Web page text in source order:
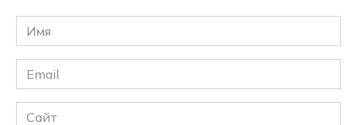
Имя
*
Email
*
Сайт